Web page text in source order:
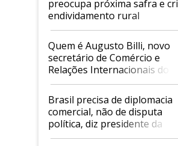
preocupa próxima safra e
endividamento rural
Quem é Augusto Billi, novo
secretário de Comércio e
Relações Internacionais do
Mapa
Brasil precisa de diplomacia
comercial, não de disputa
política, diz presidente da
Faesp